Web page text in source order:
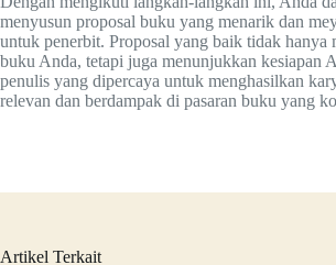
menyusun proposal buku yang menarik dan
untuk penerbit. Proposal yang baik tidak hanya
buku Anda, tetapi juga menunjukkan kesiapan
penulis yang dipercaya untuk menghasilkan
relevan dan berdampak di pasaran buku yang
Artikel Terkait